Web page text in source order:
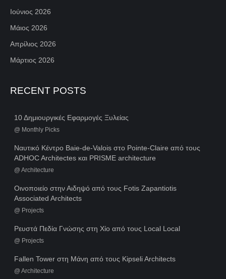
Ιούνιος 2026
Μάιος 2026
Απρίλιος 2026
Μάρτιος 2026
RECENT POSTS
10 Δημιουργικές Εφαρμογές Ξυλείας
@ Monthly Picks
Ναυτικό Κέντρο Baie-de-Valois στο Pointe-Claire από τους
ADHOC Architectes και PRISME architecture
@ Architecture
Οινοποιείο στην Αιδηψό από τους Fotis Zapantiotis
Associated Architects
@ Projects
Ρευστά Πεδία Γνώσης στη Χίο από τους Local Local
@ Projects
Fallen Tower στη Μάνη από τους Kipseli Architects
@ Architecture